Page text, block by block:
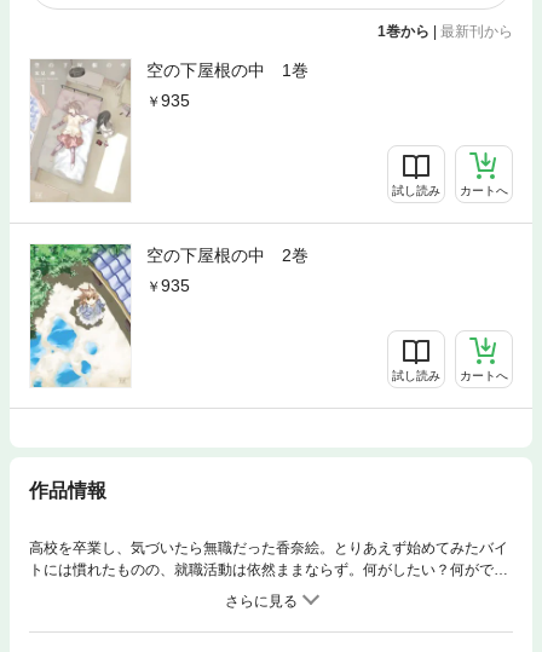
1巻から | 最新刊から
空の下屋根の中 1巻
935
試し読み カートへ
空の下屋根の中 2巻
935
試し読み カートへ
作品情報
高校を卒業し、気づいたら無職だった香奈絵。とりあえず始めてみたバイ
トには慣れたものの、就職活動は依然ままならず。何がしたい？何ができ
る？何を見出す？迷える少女の成長物語、ここに完結。